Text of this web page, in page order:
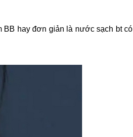
BB hay đơn giản là nước sạch bt có